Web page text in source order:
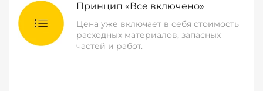
Принцип «Все включено»
Цена уже включает в себя стоимость
расходных материалов, запасных
частей и работ.